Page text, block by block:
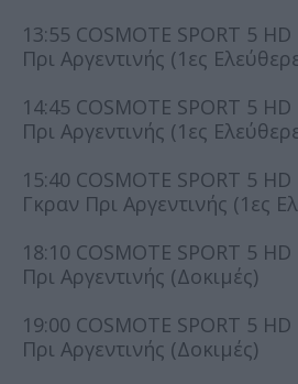
13:55 COSMOTE SPORT 5
Πρι Αργεντινής (1ες
14:45 COSMOTE SPORT 5
Πρι Αργεντινής (1ες
15:40 COSMOTE SPORT 5
Γκραν Πρι Αργεντινής (1ες
18:10 COSMOTE SPORT 5
Πρι Αργεντινής (Δοκιμές)
19:00 COSMOTE SPORT 5
Πρι Αργεντινής (Δοκιμές)